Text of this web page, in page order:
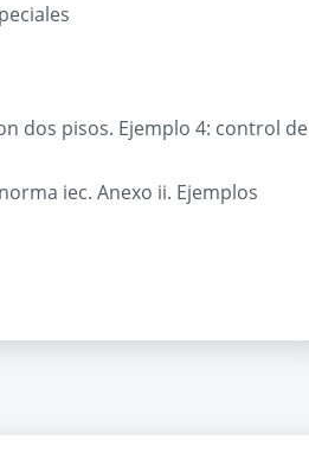
dos pisos. Ejemplo 4: control de
iec. Anexo ii. Ejemplos